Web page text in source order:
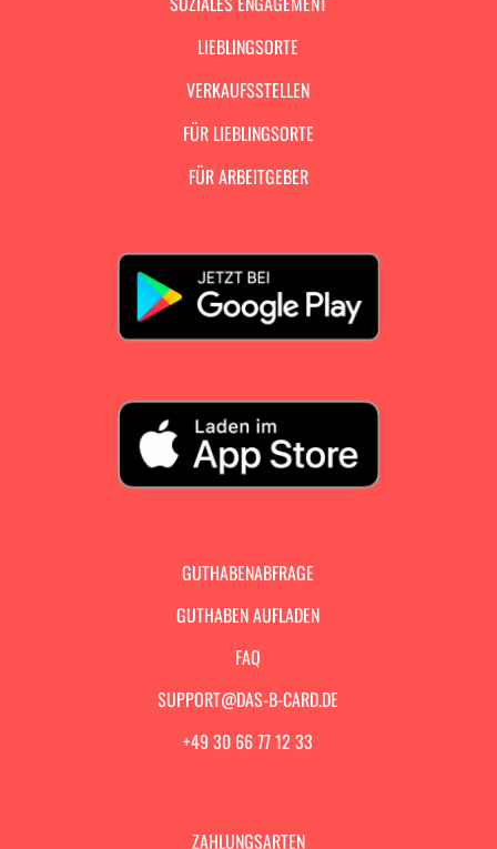
LIEBLINGSORTE
VERKAUFSSTELLEN
FÜR LIEBLINGSORTE
FÜR ARBEITGEBER
GUTHABENABFRAGE
GUTHABEN AUFLADEN
FAQ
SUPPORT@DAS-B-CARD.DE
+49 30 66 77 12 33
ZAHLUNGSARTEN